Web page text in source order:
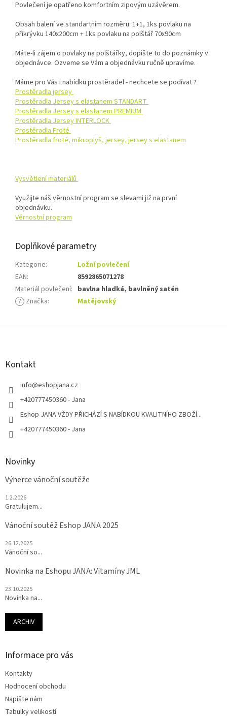
Povlečení je opatřeno komfortním zipovým uzávěrem.
Obsah balení ve standartním rozměru: 1+1, 1ks povlaku na
přikrývku 140x200cm + 1ks povlaku na polštář 70x90cm
Máte-li zájem o povlaky na polštářky, dopište to do poznámky v
objednávce. Ozveme se Vám a objednávku ručně upravíme.
Máme pro Vás i nabídku prostěradel - nechcete se podívat ?
Prostěradla jersey
Prostěradla Jersey s elastanem STANDART
Prostěradla Jersey s elastanem PREMIUM
Prostěradla Jersey INTERLOCK
Prostěradla Froté
Prostěradla froté, mikroplyš, jersey, jersey s elastanem
Vysvětlení materiálů
Využijte náš věrnostní program se slevami již na první
objednávku.
Věrnostní program
Doplňkové parametry
Kategorie:
Ložní povlečení
EAN:
8592865071278
Materiál povlečení: bavlna hladká, bavlněný satén
? Značka: Matějovský
Z
Kontakt
info@eshopjana.cz
+420777450360 - Jana
Eshop JANA VŽDY PŘICHÁZÍ S NABÍDKOU KVALITNÍHO ZBOŽÍ...
+420777450360 - Jana
Novinky
Výherce vánoční soutěže
1.2.2026
Gratulujem...
Vánoční soutěž Eshop JANA 2025
26.12.2025
Vánoční so...
Novinka na Eshopu JANA: Vitamíny JML
23.10.2025
Novinka na...
ARCHIV
Informace pro vás
Kontakty
Hodnocení obchodu
Napište nám
Tabulky velikostí